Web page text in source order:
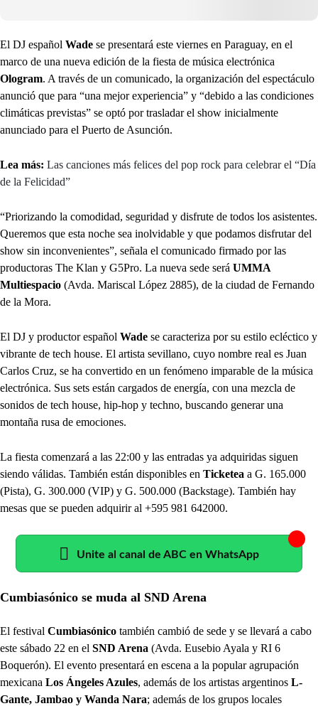
El DJ español Wade se presentará este viernes en Paraguay, en el
marco de una nueva edición de la fiesta de música electrónica
Ologram. A través de un comunicado, la organización del espectáculo
anunció que para “una mejor experiencia” y “debido a las condiciones
climáticas previstas” se optó por trasladar el show inicialmente
anunciado para el Puerto de Asunción.
Lea más: Las canciones más felices del pop rock para celebrar el “Día
de la Felicidad”
“Priorizando la comodidad, seguridad y disfrute de todos los asistentes.
Queremos que esta noche sea inolvidable y que podamos disfrutar del
show sin inconvenientes”, señala el comunicado firmado por las
productoras The Klan y G5Pro. La nueva sede será UMMA
Multiespacio (Avda. Mariscal López 2885), de la ciudad de Fernando
de la Mora.
El DJ y productor español Wade se caracteriza por su estilo ecléctico y
vibrante de tech house. El artista sevillano, cuyo nombre real es Juan
Carlos Cruz, se ha convertido en un fenómeno imparable de la música
electrónica. Sus sets están cargados de energía, con una mezcla de
sonidos de tech house, hip-hop y techno, buscando generar una
montaña rusa de emociones.
La fiesta comenzará a las 22:00 y las entradas ya adquiridas siguen
siendo válidas. También están disponibles en Ticketea a G. 165.000
(Pista), G. 300.000 (VIP) y G. 500.000 (Backstage). También hay
mesas que se pueden adquirir al +595 981 642000.
Unite al canal de ABC en WhatsApp
Cumbiasónico se muda al SND Arena
El festival Cumbiasónico también cambió de sede y se llevará a cabo
este sábado 22 en el SND Arena (Avda. Eusebio Ayala y RI 6
Boquerón). El evento presentará en escena a la popular agrupación
mexicana Los Ángeles Azules, además de los artistas argentinos L-
Gante, Jambao y Wanda Nara; además de los grupos locales